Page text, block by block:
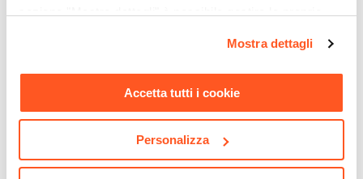
momento. Per maggiori informazioni si invita a leggere la
Mostra dettagli
Accetta tutti i cookie
Personalizza
Colore LED
Bianco naturale
Colore
Destinazione D'uso